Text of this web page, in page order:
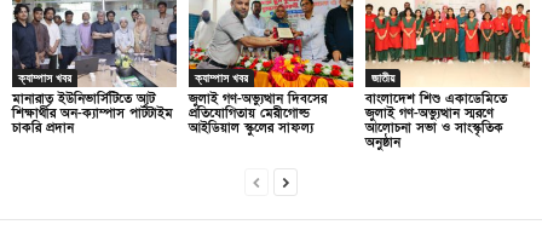
ক্যাম্পাস খবর
মানারাত ইউনিভার্সিটিতে আট
শিক্ষার্থীর অন-ক্যাম্পাস পার্টটাইম
চাকরি প্রদান
ক্যাম্পাস খবর
জুলাই গণ-অভ্যুত্থান দিবসের
প্রতিযোগিতায় মেরীগোল্ড
আইডিয়াল স্কুলের সাফল্য
জাতীয়
বাংলাদেশ শিশু একাডেমিতে
জুলাই গণ-অভ্যুত্থান স্মরণে
আলোচনা সভা ও সাংস্কৃতিক
অনুষ্ঠান